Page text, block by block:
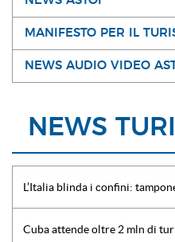
MANIFESTO PER IL
NEWS AUDIO VIDEO
NEWS
L’Italia blinda i confini: